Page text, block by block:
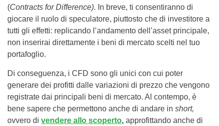
(Contracts for Difference). In breve, ti consentiranno di
giocare il ruolo di speculatore, piuttosto che di investitore a
tutti gli effetti: replicando l’andamento dell’asset principale,
non inserirai direttamente i beni di mercato scelti nel tuo
portafoglio.
Di conseguenza, i CFD sono gli unici con cui poter
generare dei profitti dalle variazioni di prezzo che vengono
registrate dai principali beni di mercato. Al contempo, è
bene sapere che permettono anche di andare in short,
ovvero di vendere allo scoperto, approfittando anche di